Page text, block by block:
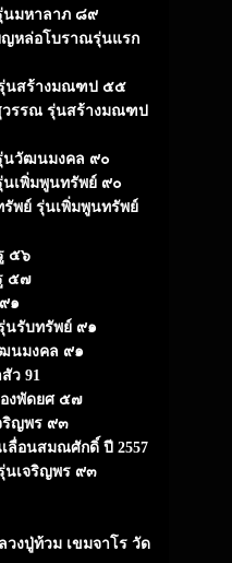
นมหาลาภ ๘๙
ญหล่อโบราณรุ่นแรก
นสร้างมณฑป ๕๕
วรรณ รุ่นสร้างมณฑป
นวัฒนมงคล ๙๐
เพิ่มพูนทรัพย์ ๙๐
พย์ รุ่นเพิ่มพูนทรัพย์
๕๖
๕๗
๑
นรับทรัพย์ ๙๑
นมงคล ๙๑
ว 91
งพัดยศ ๕๗
ริญพร ๙๓
ลื่อนสมณศักดิ์ ปี 2557
นเจริญพร ๙๓
งปู่ท้วม เขมจาโร วัด